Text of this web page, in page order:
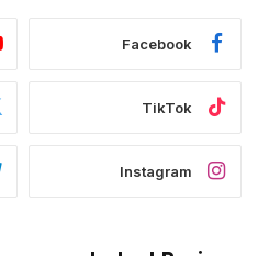
Facebook
TikTok
Instagram